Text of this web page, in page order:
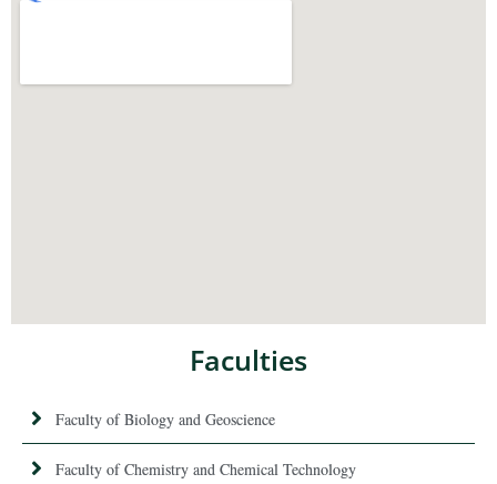
Faculties
Faculty of Biology and Geoscience
Faculty of Chemistry and Chemical Technology